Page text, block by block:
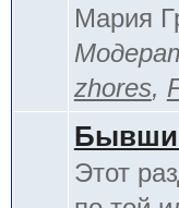
Мария
zhores,
Этот